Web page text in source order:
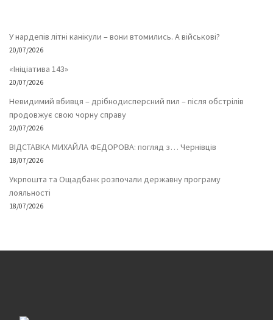
У нардепів літні канікули – вони втомились. А військові?
20/07/2026
«Ініціатива 143»
20/07/2026
Невидимий вбивця – дрібнодисперсний пил – після обстрілів
продовжує свою чорну справу
20/07/2026
ВІДСТАВКА МИХАЙЛА ФЕДОРОВА: погляд з… Чернівців
18/07/2026
Укрпошта та Ощадбанк розпочали державну програму
лояльності
18/07/2026